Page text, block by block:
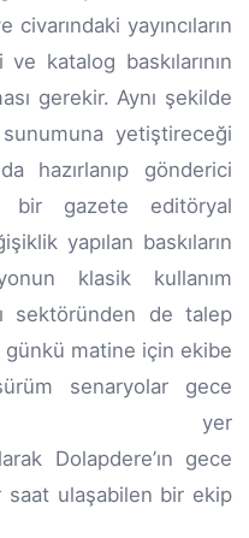
civarındaki yayıncıların
katalog baskılarının
gerekir. Aynı şekilde
yetiştireceği
hazırlanıp gönderici
bir gazete editöryal
yapılan baskıların
klasik kullanım
sektöründen de talep
matine için ekibe
senaryolar gece
yer
Dolapdere’ın gece
ulaşabilen bir ekip